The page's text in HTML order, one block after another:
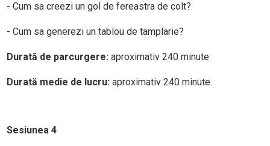
- Cum sa creezi un gol de fereastra de colt?
- Cum sa generezi un tablou de tamplarie?
Durată de parcurgere:aproximativ 240 minute
Durată medie de lucru:aproximativ 240 minute.
Sesiunea 4